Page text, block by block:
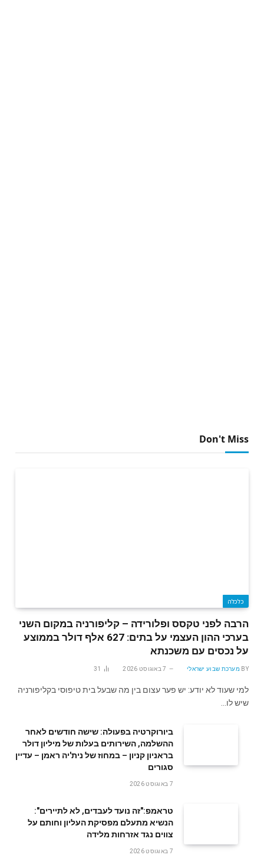
Don't Miss
כלכלה
הרבה לפני טקסס ופלורידה – קליפורניה במקום השני
בערכי ההון העצמי על בתים: 627 אלף דולר בממוצע
על נכסים עם משכנתא
BY מערכת שבוע ישראלי 7 באוגוסט 2026 31
למי שעוד לא יודע: יש פער עצום בין מה שבעל בית טיפוסי בקליפורניה
שיש לו…
ביורוקרטיה בפעולה: שישה חודשים לאחר
ההשלמה, השירותים בעלות של מיליון דולר
בראניון קניון – במחוז של נית'יה ראמן – עדיין
סגורים
7 באוגוסט 2026
טראמפ:"זה נועד לעבדים, לא לתיירים":
הנשיא מתעלם מפסיקת העליון וחותם על
צווים נגד אזרחות מלידה
7 באוגוסט 2026